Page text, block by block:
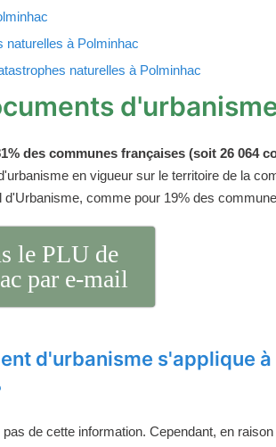
naturelles à Polminhac
naturelles à Polminhac
des communes françaises (soit 26 064
en vigueur sur le territoire de la
d'Urbanisme, comme pour 19% des
le PLU de
par e-mail
d'urbanisme s'applique à
de cette information. Cependant, en raison